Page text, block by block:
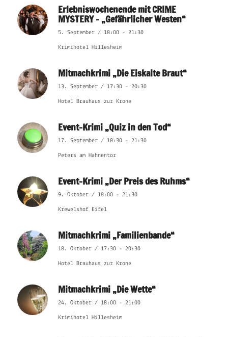
Erlebniswochenende mit CRIME
MYSTERY – „Gefährlicher Westen“
5. September / 18:00- 21:30
Krimihotel Hillesheim
Mitmachkrimi „Die Eiskalte Braut“
13. September / 17:30- 20:30
Hotel Brauhaus zur Krone
Event-Krimi „Quiz in den Tod“
17. September / 18:30- 21:30
Peters am Hahnentor
Event-Krimi „Der Preis des Ruhms“
9. Oktober / 18:00- 21:30
Krewelshof Eifel
Mitmachkrimi „Familienbande“
18. Oktober / 17:30- 20:30
Hotel Brauhaus zur Krone
Mitmachkrimi „Die Wette“
24. Oktober / 18:00- 21:00
Krimihotel Hillesheim